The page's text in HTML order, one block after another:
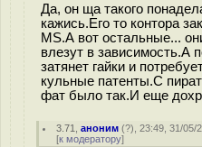
Да, он ща такого
кажись.Его то контора
MS.А вот остальные...
влезут в зависимость.А
затянет гайки и
кульные патенты.С
фат было так.И еще
3.71 ,аноним (?), 23:49, 31/05/
[к модератору]